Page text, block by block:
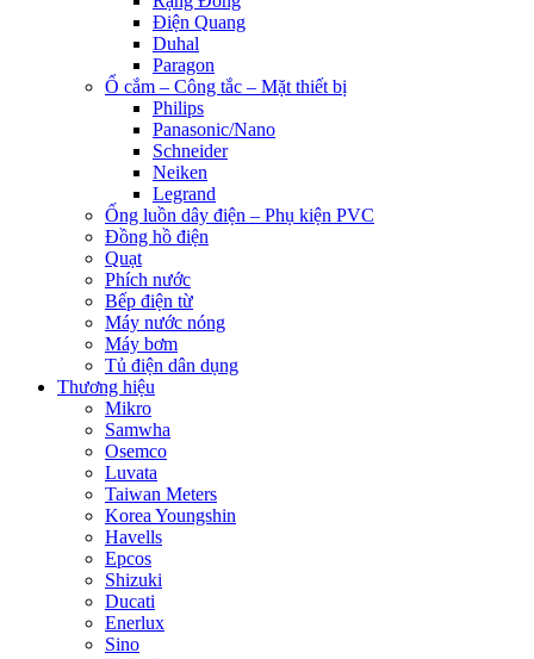
Điện Quang
Duhal
Paragon
Ổ cắm – Công tắc – Mặt thiết bị
Philips
Panasonic/Nano
Schneider
Neiken
Legrand
Ống luồn dây điện – Phụ kiện PVC
Đồng hồ điện
Quạt
Phích nước
Bếp điện từ
Máy nước nóng
Máy bơm
Tủ điện dân dụng
Thương hiệu
Mikro
Samwha
Osemco
Luvata
Taiwan Meters
Korea Youngshin
Havells
Epcos
Shizuki
Ducati
Enerlux
Sino